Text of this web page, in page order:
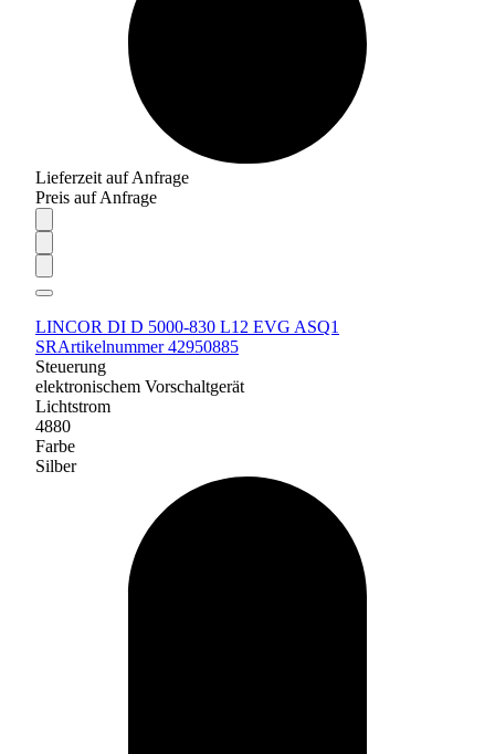
Lieferzeit auf Anfrage
Preis auf Anfrage
LINCOR DI D 5000-830 L12 EVG ASQ1
SRArtikelnummer 42950885
Steuerung
elektronischem Vorschaltgerät
Lichtstrom
4880
Farbe
Silber